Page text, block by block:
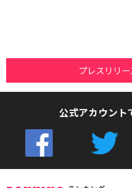
プレスリリ
公式アカウント